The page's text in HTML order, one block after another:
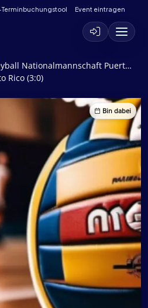
Event eintragen
Nationalmannschaft Puerto Rico
Rico (3:0)
Bin dabei